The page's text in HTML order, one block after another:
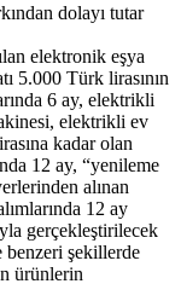
dolayı tutar
elektronik eşya
5.000 Türk lirasının
6 ay, elektrikli
elektrikli ev
kadar olan
12 ay, “yenileme
alınan
12 ay
gerçekleştirilecek
şekillerde
ürünlerin